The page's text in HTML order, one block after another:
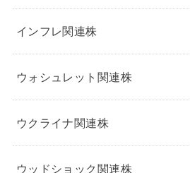
インフレ関連株
ウォシュレット関連株
ウクライナ関連株
ウッドショック関連株